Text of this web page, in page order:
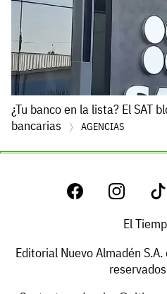
¿Tu banco en la lista? El SAT
bancarias
AGENCIAS
El
Editorial Nuevo Almadén S.A.